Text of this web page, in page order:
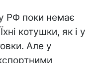
РФ поки немає
котушки, як і у
Але у